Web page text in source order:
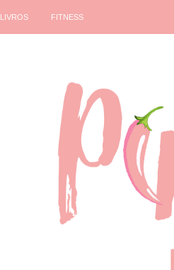
LIVROS FITNESS